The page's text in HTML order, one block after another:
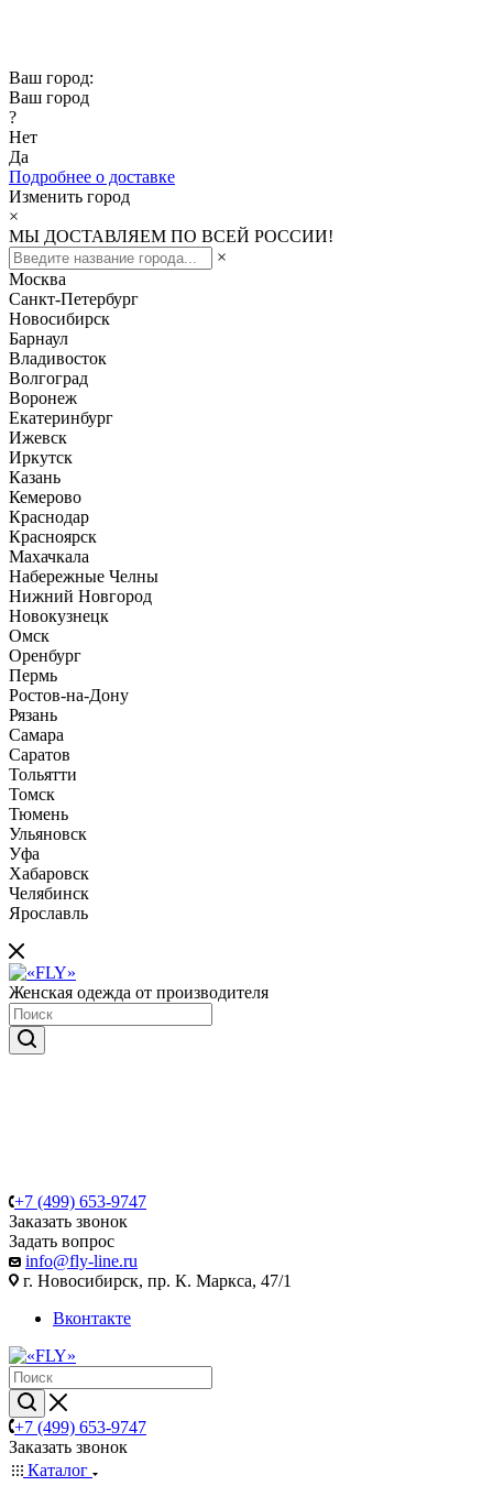
Ваш город:
Ваш город
?
Нет
Да
Подробнее о доставке
Изменить город
×
МЫ ДОСТАВЛЯЕМ ПО ВСЕЙ РОССИИ!
×
Москва
Санкт-Петербург
Новосибирск
Барнаул
Владивосток
Волгоград
Воронеж
Екатеринбург
Ижевск
Иркутск
Казань
Кемерово
Краснодар
Красноярск
Махачкала
Набережные Челны
Нижний Новгород
Новокузнецк
Омск
Оренбург
Пермь
Ростов-на-Дону
Рязань
Самара
Саратов
Тольятти
Томск
Тюмень
Ульяновск
Уфа
Хабаровск
Челябинск
Ярославль
Женская одежда от производителя
+7 (499) 653-9747
Заказать звонок
Задать вопрос
info@fly-line.ru
г. Новосибирск, пр. К. Маркса, 47/1
Вконтакте
+7 (499) 653-9747
Заказать звонок
Каталог